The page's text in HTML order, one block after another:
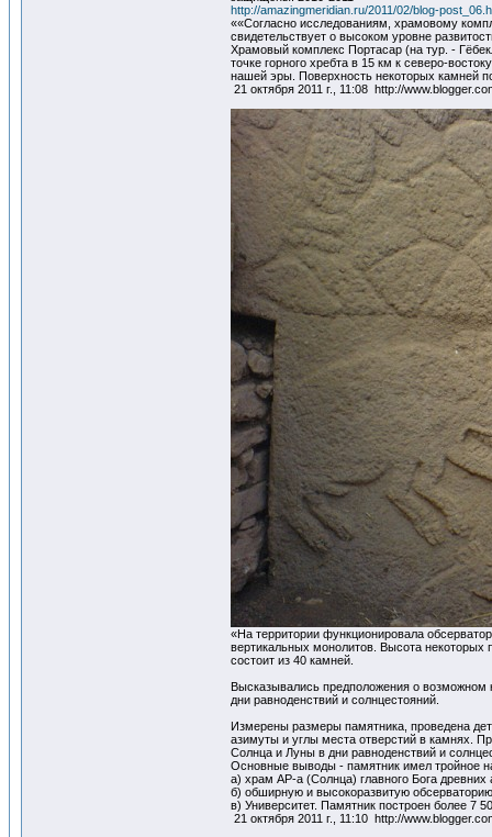
http://amazingmeridian.ru/2011/02/blog-
««Согласно исследованиям, храмовому
свидетельствует о высоком уровне
Храмовый комплекс Портасар (на тур. -
точке горного хребта в 15 км к северо-
нашей эры. Поверхность некоторых камней
21 октября 2011 г., 11:08 http://
«На территории функционировала
вертикальных монолитов. Высота некоторых
состоит из 40 камней.
Высказывались предположения о возможном
дни равноденствий и солнцестояний.
Измерены размеры памятника, проведена
азимуты и углы места отверстий в камнях.
Солнца и Луны в дни равноденствий и
Основные выводы - памятник имел тройное
а) храм АР-а (Солнца) главного Бога древних
б) обширную и высокоразвитую
в) Университет. Памятник построен более 7
21 октября 2011 г., 11:10 http://